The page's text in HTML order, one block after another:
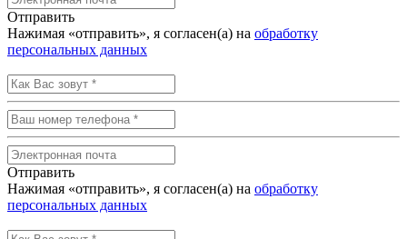
Отправить
Нажимая «отправить», я согласен(а) на обработку
персональных данных
Отправить
Нажимая «отправить», я согласен(а) на обработку
персональных данных